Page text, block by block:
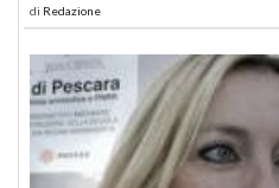
di Redazione